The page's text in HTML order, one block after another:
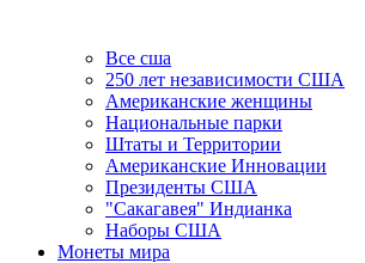
Все сша
250 лет независимости США
Американские женщины
Национальные парки
Штаты и Территории
Американские Инновации
Президенты США
"Сакагавея" Индианка
Наборы США
Монеты мира